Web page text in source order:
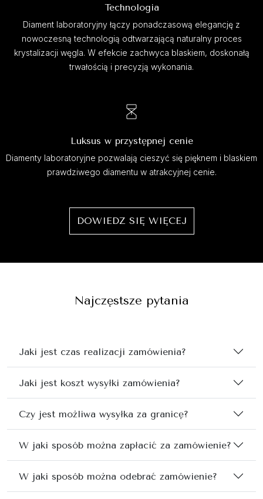
Technologia
Diament laboratoryjny łączy ponadczasową elegancję z
nowoczesną technologią odtwarzającą naturalny proces
krystalizacji węgla. W efekcie zachwyca blaskiem, doskonałą
trwałością i precyzją wykonania.
Luksus w przystępnej cenie
Diamenty laboratoryjne pozwalają cieszyć się pięknem i blaskiem
prawdziwego diamentu w atrakcyjnej cenie.
DOWIEDZ SIĘ WIĘCEJ
Najczęstsze pytania
Jaki jest czas realizacji zamówienia?
Jaki jest koszt wysyłki zamówienia?
Czy jest możliwa wysyłka za granicę?
W jaki sposób można zapłacić za zamówienie?
W jaki sposób można odebrać zamówienie?